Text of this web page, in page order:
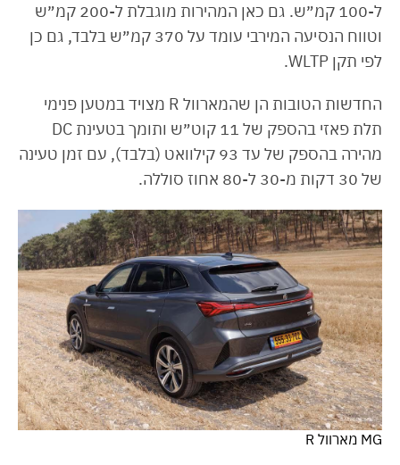
ל-100 קמ״ש. גם כאן המהירות מוגבלת ל-200 קמ״ש
וטווח הנסיעה המירבי עומד על 370 קמ״ש בלבד, גם כן
לפי תקן WLTP.
החדשות הטובות הן שהמארוול R מצויד במטען פנימי
תלת פאזי בהספק של 11 קוט״ש ותומך בטעינת DC
מהירה בהספק של עד 93 קילוואט (בלבד), עם זמן טעינה
של 30 דקות מ-30 ל-80 אחוז סוללה.
MG מארוול R